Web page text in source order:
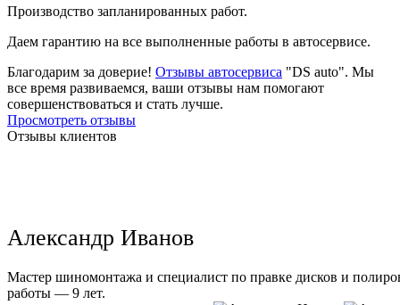
Производство запланированных работ.
Даем гарантию на все выполненные работы в автосервисе.
Благодарим за доверие! Отзывы автосервиса "DS auto". Мы
все время развиваемся, ваши отзывы нам помогают
совершенствоваться и стать лучше.
Просмотреть отзывы
Отзывы клиентов
Александр Иванов
Мастер шиномонтажа и специалист по правке дисков и
работы — 9 лет.